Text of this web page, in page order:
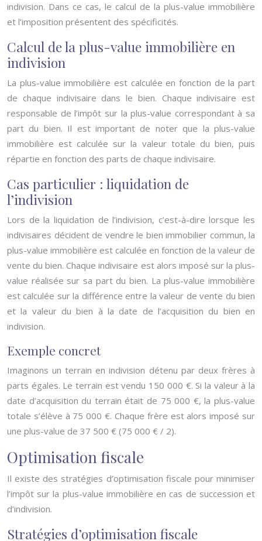
indivision. Dans ce cas, le calcul de la plus-value immobilière
et l’imposition présentent des spécificités.
Calcul de la plus-value immobilière en
indivision
La plus-value immobilière est calculée en fonction de la part
de chaque indivisaire dans le bien. Chaque indivisaire est
responsable de l’impôt sur la plus-value correspondant à sa
part du bien. Il est important de noter que la plus-value
immobilière est calculée sur la valeur totale du bien, puis
répartie en fonction des parts de chaque indivisaire.
Cas particulier : liquidation de
l’indivision
Lors de la liquidation de l’indivision, c’est-à-dire lorsque les
indivisaires décident de vendre le bien immobilier commun, la
plus-value immobilière est calculée en fonction de la valeur de
vente du bien. Chaque indivisaire est alors imposé sur la plus-
value réalisée sur sa part du bien. La plus-value immobilière
est calculée sur la différence entre la valeur de vente du bien
et la valeur du bien à la date de l’acquisition du bien en
indivision.
Exemple concret
Imaginons un terrain en indivision détenu par deux frères à
parts égales. Le terrain est vendu 150 000 €. Si la valeur à la
date d’acquisition du terrain était de 75 000 €, la plus-value
totale s’élève à 75 000 €. Chaque frère est alors imposé sur
une plus-value de 37 500 € (75 000 € / 2).
Optimisation fiscale
Il existe des stratégies d’optimisation fiscale pour minimiser
l’impôt sur la plus-value immobilière en cas de succession et
d’indivision.
Stratégies d’optimisation fiscale